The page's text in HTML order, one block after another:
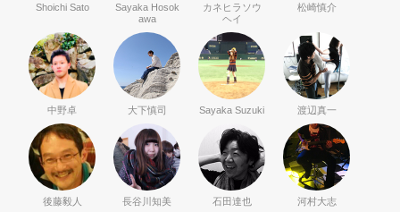
Shoichi Sato
Sayaka Hosok
awa
カネヒラソウ
ヘイ
松崎慎介
中野卓 大下慎司 Sayaka Suzuki 渡辺真一
後藤毅人 長谷川知美 石田達也 河村大志